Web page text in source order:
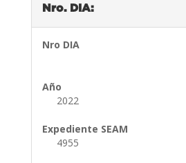
Nro. DIA:
Nro DIA
Año
2022
Expediente SEAM
4955